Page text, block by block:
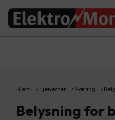
Hjem Tjenester Næring
Belysning for